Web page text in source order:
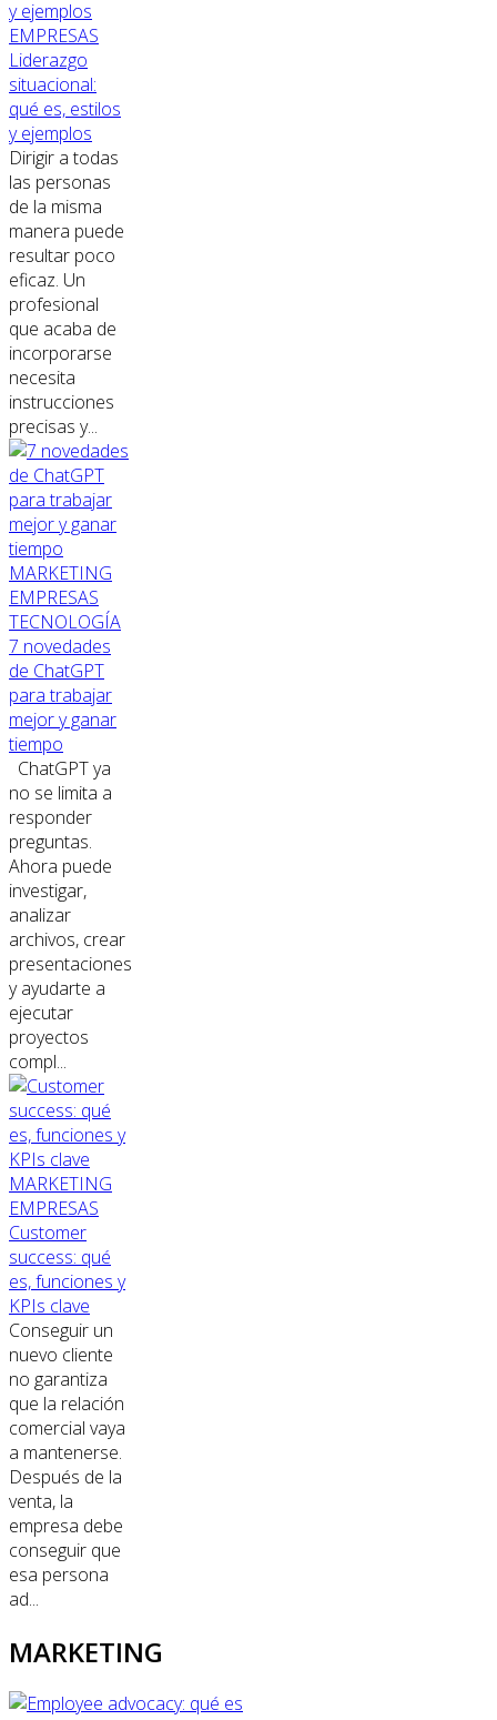
EMPRESAS
Liderazgo
situacional:
qué es, estilos
y ejemplos
Dirigir a todas
las personas
de la misma
manera puede
resultar poco
eficaz. Un
profesional
que acaba de
incorporarse
necesita
instrucciones
precisas y...
MARKETING
EMPRESAS
TECNOLOGÍA
7 novedades
de ChatGPT
para trabajar
mejor y ganar
tiempo
ChatGPT ya
no se limita a
responder
preguntas.
Ahora puede
investigar,
analizar
archivos, crear
presentaciones
y ayudarte a
ejecutar
proyectos
compl...
MARKETING
EMPRESAS
Customer
success: qué
es, funciones y
KPIs clave
Conseguir un
nuevo cliente
no garantiza
que la relación
comercial vaya
a mantenerse.
Después de la
venta, la
empresa debe
conseguir que
esa persona
ad...
MARKETING